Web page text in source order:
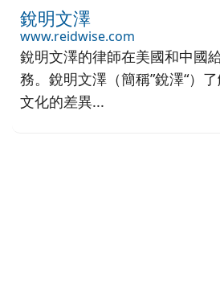
銳明文澤
www.reidwise.com
銳明文澤的律師在美國和中國
務。銳明文澤（簡稱”銳澤“）
文化的差異...